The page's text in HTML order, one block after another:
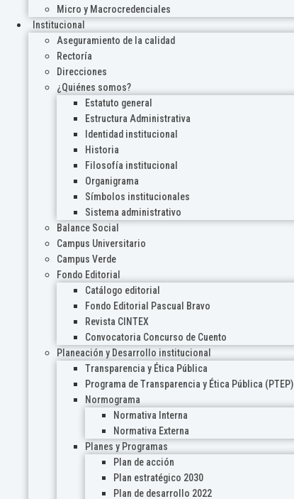
Micro y Macrocredenciales
Institucional
Aseguramiento de la calidad
Rectoría
Direcciones
¿Quiénes somos?
Estatuto general
Estructura Administrativa
Identidad institucional
Historia
Filosofía institucional
Organigrama
Símbolos institucionales
Sistema administrativo
Balance Social
Campus Universitario
Campus Verde
Fondo Editorial
Catálogo editorial
Fondo Editorial Pascual Bravo
Revista CINTEX
Convocatoria Concurso de Cuento
Planeación y Desarrollo institucional
Transparencia y Ética Pública
Programa de Transparencia y Ética Pública (PTEP)
Normograma
Normativa Interna
Normativa Externa
Planes y Programas
Plan de acción
Plan estratégico 2030
Plan de desarrollo 2022